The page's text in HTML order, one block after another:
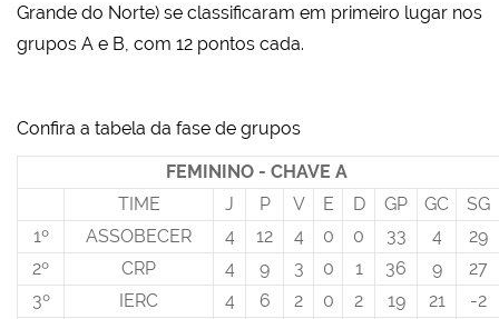
Grande do Norte) se classificaram em primeiro lugar nos
grupos A e B, com 12 pontos cada.
Confira a tabela da fase de grupos
FEMININO - CHAVE A
TIME
J P V E D GP GC
SG
1º
ASSOBECER 4 12 4 0 0 33 4
29
2º
CRP 4 9 3 0 1 36 9
27
3º
IERC 4 6 2 0 2 19 21
-2